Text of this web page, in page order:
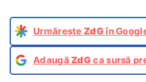
Urmărește ZdGîn
AdaugăZdG ca sursă